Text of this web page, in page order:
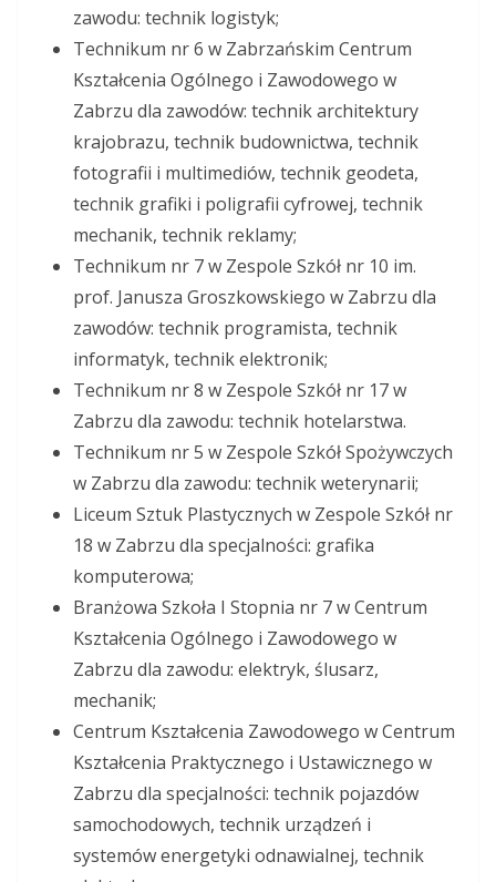
zawodu: technik logistyk;
Technikum nr 6 w Zabrzańskim Centrum
Kształcenia Ogólnego i Zawodowego w
Zabrzu dla zawodów: technik architektury
krajobrazu, technik budownictwa, technik
fotografii i multimediów, technik geodeta,
technik grafiki i poligrafii cyfrowej, technik
mechanik, technik reklamy;
Technikum nr 7 w Zespole Szkół nr 10 im.
prof. Janusza Groszkowskiego w Zabrzu dla
zawodów: technik programista, technik
informatyk, technik elektronik;
Technikum nr 8 w Zespole Szkół nr 17 w
Zabrzu dla zawodu: technik hotelarstwa.
Technikum nr 5 w Zespole Szkół Spożywczych
w Zabrzu dla zawodu: technik weterynarii;
Liceum Sztuk Plastycznych w Zespole Szkół nr
18 w Zabrzu dla specjalności: grafika
komputerowa;
Branżowa Szkoła I Stopnia nr 7 w Centrum
Kształcenia Ogólnego i Zawodowego w
Zabrzu dla zawodu: elektryk, ślusarz,
mechanik;
Centrum Kształcenia Zawodowego w Centrum
Kształcenia Praktycznego i Ustawicznego w
Zabrzu dla specjalności: technik pojazdów
samochodowych, technik urządzeń i
systemów energetyki odnawialnej, technik